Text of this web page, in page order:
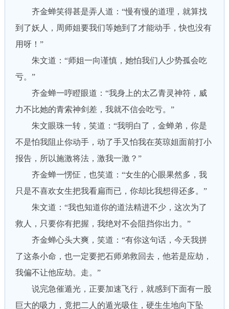
齐金蝉笑得甚是弄人道：“慢有慢的道理，就算找
到了妖人，周师姐要我们等她到了才能动手，快也没有
用呀！”
朱文道：“师姐一向谨慎，她怕我们人少势孤会吃
亏。”
齐金蝉一哼瞪眼道：“我身上的太乙青灵神符，威
力不比她的青索神剑差，我就不信会吃亏。”
朱文眼珠一转，笑道：“我明白了，金蝉弟，你是
不是怕我阻止你动手，动了手又怕我在英琼姐面前打小
报告，所以施激将法，激我一激？”
齐金蝉一愣怔，也笑道：“女生的心眼果然多，我
只是不喜欢女生把我看扁而已，你却比我想得还多。”
朱文道：“我也知道你的道法精进不少，这次为了
救人，只要你有把握，我绝对不会阻挡你出力。”
齐金蝉心头大爽，笑道：“有你这句话，今天我拼
了这条小命，也一定要把石师弟救回去，他若是应劫，
我偏不让他应劫。走。”
说完急催遁光，正要加速飞行，就感到下面有一股
巨大的吸力，竟把二人的遁光吸住，硬生生地向下坠